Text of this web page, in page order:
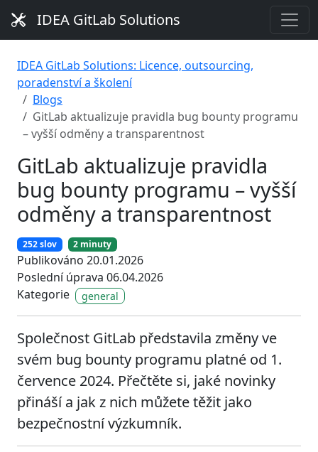
IDEA GitLab Solutions
IDEA GitLab Solutions: Licence, outsourcing,
poradenství a školení
Blogs
GitLab aktualizuje pravidla bug bounty programu
– vyšší odměny a transparentnost
GitLab aktualizuje pravidla
bug bounty programu – vyšší
odměny a transparentnost
252 slov 2 minuty
Publikováno 20.01.2026
Poslední úprava 06.04.2026
Kategorie
general
Společnost GitLab představila změny ve
svém bug bounty programu platné od 1.
července 2024. Přečtěte si, jaké novinky
přináší a jak z nich můžete těžit jako
bezpečnostní výzkumník.